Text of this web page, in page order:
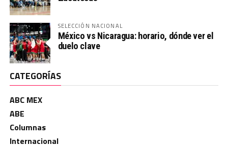
SELECCIÓN NACIONAL
México vs Nicaragua: horario, dónde ver el
duelo clave
CATEGORÍAS
ABC MEX
ABE
Columnas
Internacional